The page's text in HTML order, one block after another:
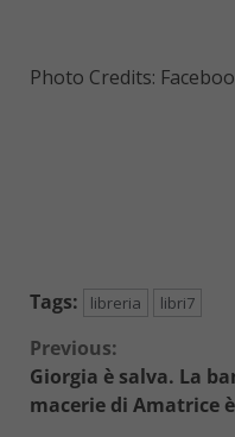
Photo Credits:
Tags: libreria libri7
Continue
Reading
Previous:
Giorgia è salva. La
macerie di Amatrice